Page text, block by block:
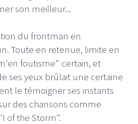
son meilleur...
du frontman en
Toute en retenue, limite en
foutisme" certain, et
ses yeux brûlait une certaine
le témoigner ses instants
des chansons comme
of the Storm".